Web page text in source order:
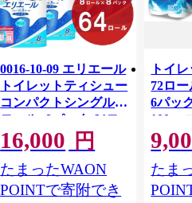
0016-10-09 エリエール
トイレットティシュー
コンパクトシングル 8
ロール×8パック 64ロ
ール 1.5倍巻 82.5m
トイレットペーパー
シングル パルプ100％
香りつき 日用品 消耗
16,000 円
たまったWAON
POINTで寄附でき
トイ
72ロ
6パッ
100m
FSCリ
長巻タ
100％
防災
たま